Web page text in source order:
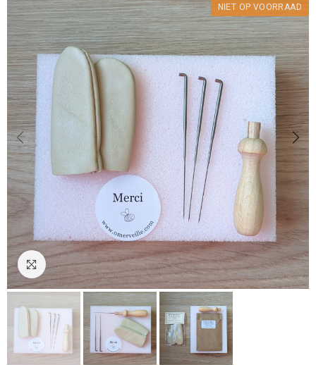
NIET OP VOORRAAD
Klik om te vergroten